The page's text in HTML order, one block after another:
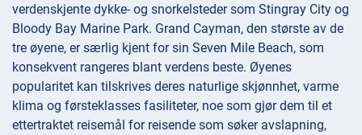
verdenskjente dykke- og snorkelsteder som Stingray City og
Bloody Bay Marine Park. Grand Cayman, den største av de
tre øyene, er særlig kjent for sin Seven Mile Beach, som
konsekvent rangeres blant verdens beste. Øyenes
popularitet kan tilskrives deres naturlige skjønnhet, varme
klima og førsteklasses fasiliteter, noe som gjør dem til et
ettertraktet reisemål for reisende som søker avslapning,